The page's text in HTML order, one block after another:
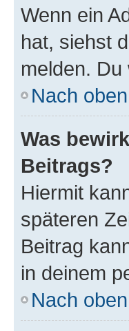
Wenn ein
hat, siehst
melden.
Nach oben
Was
Beitrags?
Hiermit
späteren
Beitrag
in deinem
Nach oben